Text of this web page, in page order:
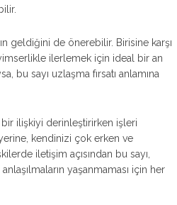
geldiğini de önerebilir. Birisine karşı
ilerlemek için ideal bir an
bu sayı uzlaşma fırsatı anlamına
bir ilişkiyi derinleştirirken işleri
kendinizi çok erken ve
iletişim açısından bu sayı,
yaşanmaması için her